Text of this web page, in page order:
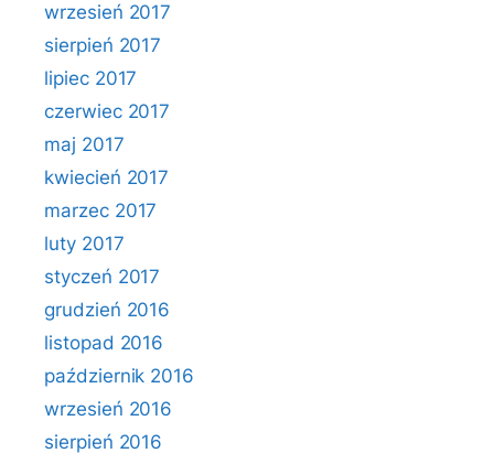
wrzesień 2017
sierpień 2017
lipiec 2017
czerwiec 2017
maj 2017
kwiecień 2017
marzec 2017
luty 2017
styczeń 2017
grudzień 2016
listopad 2016
październik 2016
wrzesień 2016
sierpień 2016